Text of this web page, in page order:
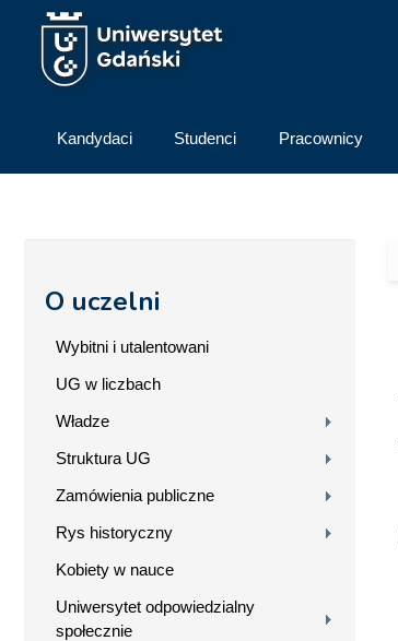
Przejdź do treści
Kandydaci Studenci Pracownicy
O uczelni
Wybitni i utalentowani
UG w liczbach
Władze
Struktura UG
Zamówienia publiczne
Rys historyczny
Kobiety w nauce
Uniwersytet odpowiedzialny
społecznie